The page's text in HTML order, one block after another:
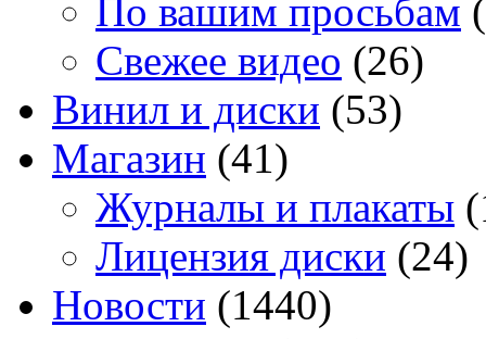
По вашим просьбам
Свежее видео (26)
Винил и диски (53)
Магазин (41)
Журналы и плакаты
Лицензия диски (24)
Новости (1440)